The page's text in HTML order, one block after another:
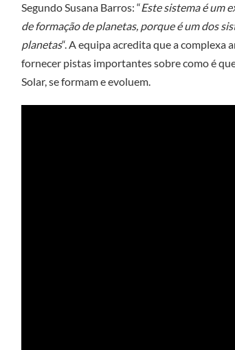
Segundo Susana Barros: “Este sistema é um
de formação de planetas, porque é um dos
planetas“. A equipa acredita que a
fornecer pistas importantes sobre como é
Solar, se formam e evoluem.